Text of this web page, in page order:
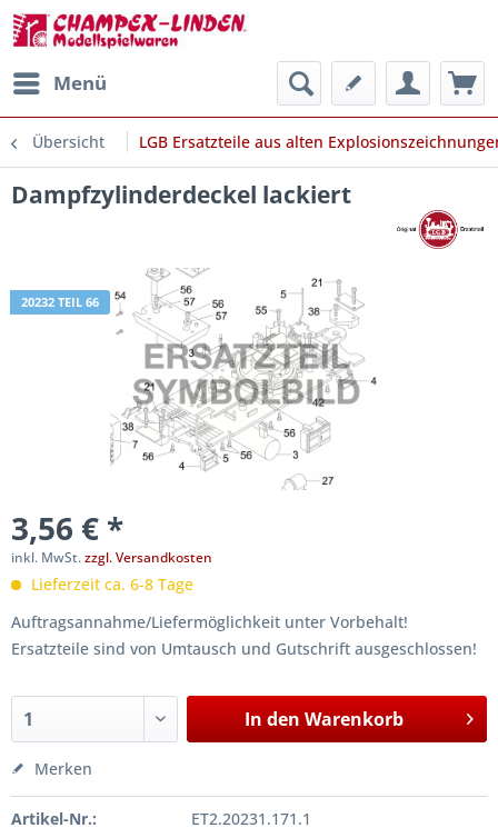
Menü
Übersicht LGB Ersatzteile aus alten
Dampfzylinderdeckel lackiert
20232 TEIL 66
3,56 € *
inkl. MwSt.zzgl. Versandkosten
Lieferzeit ca. 6-8 Tage
Auftragsannahme/Liefermöglichkeit unter Vorbehalt!
Ersatzteile sind von Umtausch und Gutschrift ausgeschlossen!
In den Warenkorb
Merken
Artikel-Nr.:
ET2.20231.171.1